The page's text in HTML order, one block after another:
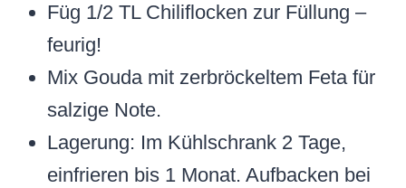
Füg 1/2 TL Chiliflocken zur Füllung –
feurig!
Mix Gouda mit zerbröckeltem Feta für
salzige Note.
Lagerung: Im Kühlschrank 2 Tage,
einfrieren bis 1 Monat. Aufbacken bei